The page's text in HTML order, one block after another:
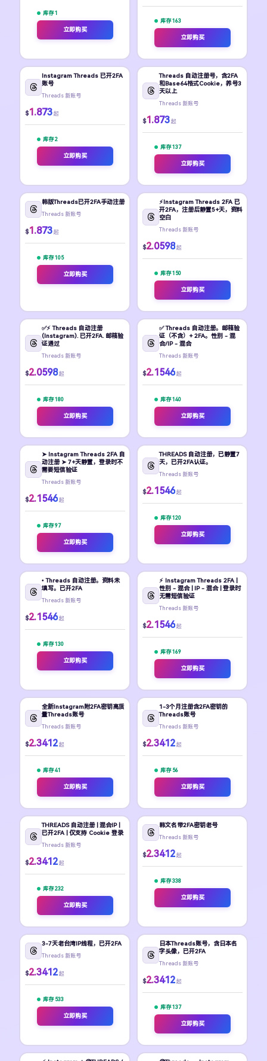
库存 1
立即购买
库存 163
立即购买
Instagram Threads 已开2FA
账号
Threads 新账号
$1.873 起
库存 2
立即购买
Threads 自动注册号，含2FA
和Base64格式Cookie，养号3
天以上
Threads 新账号
$1.873 起
库存 137
立即购买
韩版Threads已开2FA手动注册
Threads 新账号
$1.873 起
库存 105
立即购买
⚡️Instagram Threads 2FA 已
开2FA，注册后静置5+天，资料
空白
Threads 新账号
$2.0598 起
库存 150
立即购买
✅⚡️ Threads 自动注册
(Instagram). 已开2FA. 邮箱验
证通过
Threads 新账号
$2.0598 起
库存 180
立即购买
✅ Threads 自动注册。邮箱验
证（不含）+ 2FA。性别 - 混
合/IP - 混合
Threads 新账号
$2.1546 起
库存 140
立即购买
➤ Instagram Threads 2FA 自
动注册 ➤ 7+天静置，登录时不
需要短信验证
Threads 新账号
$2.1546 起
库存 97
立即购买
THREADS 自动注册，已静置7
天，已开2FA认证。
Threads 新账号
$2.1546 起
库存 120
立即购买
• Threads 自动注册。资料未
填写。已开2FA
Threads 新账号
$2.1546 起
库存 130
立即购买
⚡️ Instagram Threads 2FA |
性别 - 混合 | IP - 混合 | 登录时
无需短信验证
Threads 新账号
$2.1546 起
库存 169
立即购买
全新Instagram附2FA密钥高质
量Threads账号
Threads 新账号
$2.3412 起
库存 41
立即购买
1-3个月注册含2FA密钥的
Threads账号
Threads 新账号
$2.3412 起
库存 56
立即购买
THREADS 自动注册 | 混合IP |
已开2FA | 仅支持 Cookie 登录
Threads 新账号
$2.3412 起
库存 232
立即购买
韩文名带2FA密钥老号
Threads 新账号
$2.3412 起
库存 338
立即购买
3-7天老台湾IP线程，已开2FA
Threads 新账号
$2.3412 起
库存 533
立即购买
日本Threads账号，含日本名
字头像，已开2FA
Threads 新账号
$2.3412 起
库存 137
立即购买